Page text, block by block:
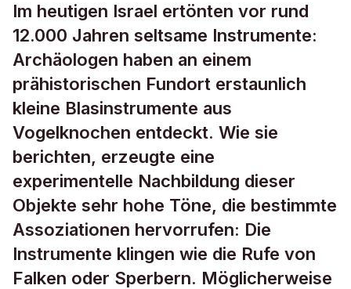
Steinzeit-Flöten mit Raubvogel-
Klang
Im heutigen Israel ertönten vor rund
12.000 Jahren seltsame Instrumente:
Archäologen haben an einem
prähistorischen Fundort erstaunlich
kleine Blasinstrumente aus
Vogelknochen entdeckt. Wie sie
berichten, erzeugte eine
experimentelle Nachbildung dieser
Objekte sehr hohe Töne, die bestimmte
Assoziationen hervorrufen: Die
Instrumente klingen wie die Rufe von
Falken oder Sperbern. Möglicherweise